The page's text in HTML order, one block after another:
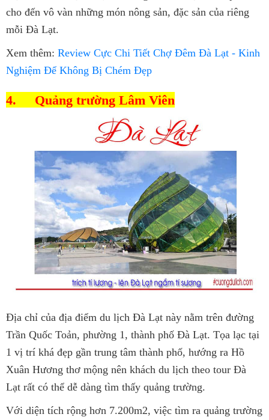
cho đến vô vàn những món nông sản, đặc sản của riêng
mỗi Đà Lạt.
Xem thêm: Review Cực Chi Tiết Chợ Đêm Đà Lạt - Kinh
Nghiệm Để Không Bị Chém Đẹp
4. Quảng trường Lâm Viên
Địa chỉ của địa điểm du lịch Đà Lạt này nằm trên đường
Trần Quốc Toản, phường 1, thành phố Đà Lạt. Tọa lạc tại
1 vị trí khá đẹp gần trung tâm thành phố, hướng ra Hồ
Xuân Hương thơ mộng nên khách du lịch theo tour Đà
Lạt rất có thể dễ dàng tìm thấy quảng trường.
Với diện tích rộng hơn 7.200m2, việc tìm ra quảng trường